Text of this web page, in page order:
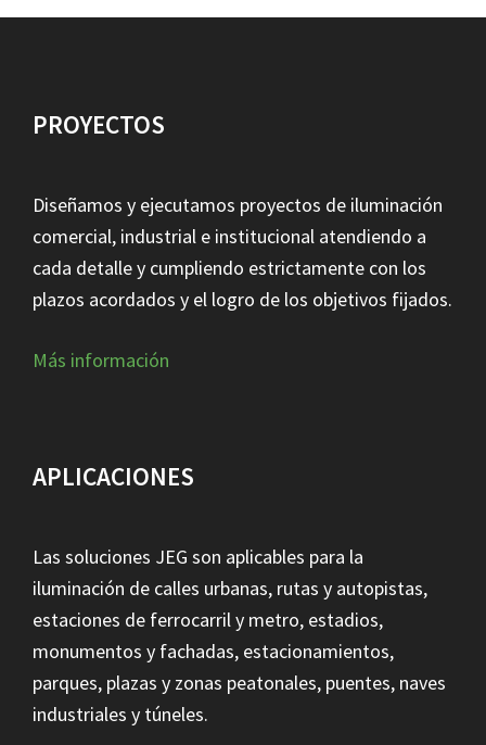
PROYECTOS
Diseñamos y ejecutamos proyectos de iluminación
comercial, industrial e institucional atendiendo a
cada detalle y cumpliendo estrictamente con los
plazos acordados y el logro de los objetivos fijados.
Más información
APLICACIONES
Las soluciones JEG son aplicables para la
iluminación de calles urbanas, rutas y autopistas,
estaciones de ferrocarril y metro, estadios,
monumentos y fachadas, estacionamientos,
parques, plazas y zonas peatonales, puentes, naves
industriales y túneles.